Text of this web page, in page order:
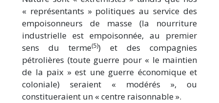
« représentants » politiques au service des
empoisonneurs de masse (la nourriture
industrielle est empoisonnée, au premier
sens du terme(5)) et des compagnies
pétrolières (toute guerre pour « le maintien
de la paix » est une guerre économique et
coloniale) seraient « modérés », ou
constitueraient un « centre raisonnable ».